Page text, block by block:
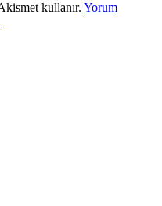
kullanır. Yorum